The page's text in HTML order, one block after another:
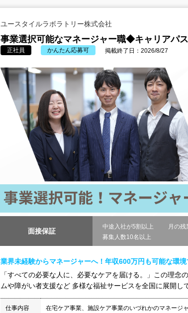
ユースタイルラボラトリー株式会社
事業選択可能なマネージャー職◆キャリアパ
正社員 かんたん応募可 掲載終了日：2026/8/27
面接保証
中途入社が5割以上 月の残
募集人数10名以上
業界未経験からマネージャーへ！年収600万円も可能な環
「すべての必要な人に、必要なケアを届ける。」この理
ムや障がい者支援など 多様な福祉サービスを全国に展開し
仕事内容
在宅ケア事業、施設ケア事業のいづれかのマネージ